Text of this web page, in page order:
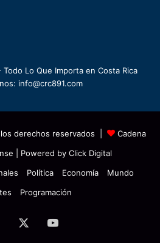
Lo Que Importa en Costa Rica
info@crc891.com
derechos reservados |
Cadena
| Powered by Click Digital
Política Economía
Mundo
Programación
Facebook